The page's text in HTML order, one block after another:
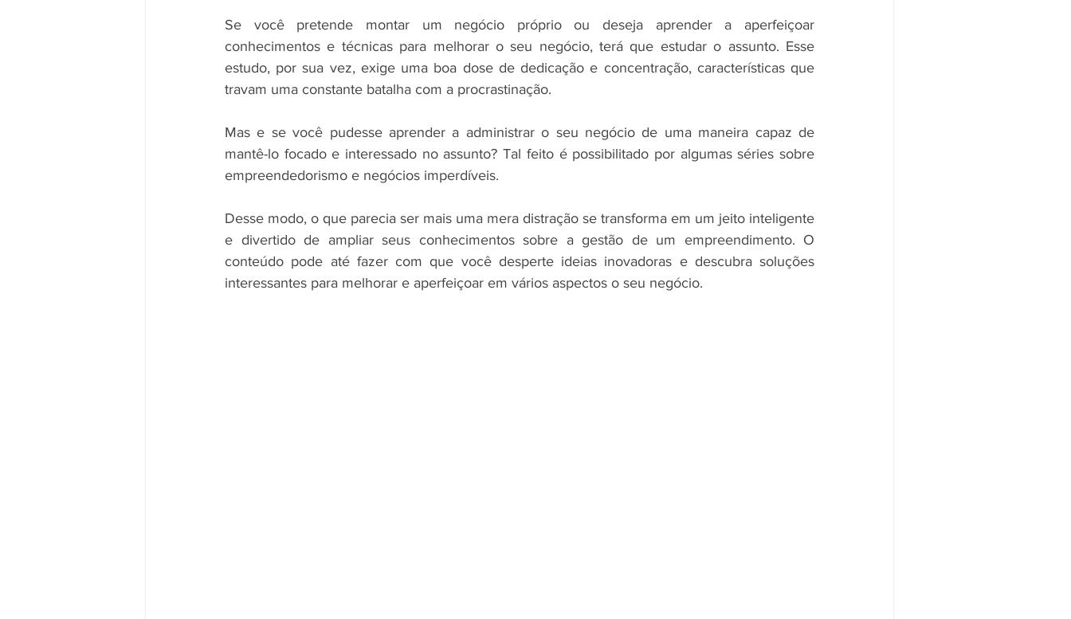
Se você pretende montar um negócio próprio ou deseja aprender a aperfeiçoar
conhecimentos e técnicas para melhorar o seu negócio, terá que estudar o assunto. Esse
estudo, por sua vez, exige uma boa dose de dedicação e concentração, características que
travam uma constante batalha com a procrastinação.
Mas e se você pudesse aprender a administrar o seu negócio de uma maneira capaz de
mantê-lo focado e interessado no assunto? Tal feito é possibilitado por algumas séries sobre
empreendedorismo e negócios imperdíveis.
Desse modo, o que parecia ser mais uma mera distração se transforma em um jeito inteligente
e divertido de ampliar seus conhecimentos sobre a gestão de um empreendimento. O
conteúdo pode até fazer com que você desperte ideias inovadoras e descubra soluções
interessantes para melhorar e aperfeiçoar em vários aspectos o seu negócio.